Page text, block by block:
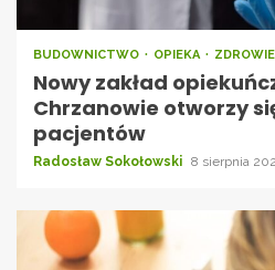
BUDOWNICTWO OPIEKA ZDROWIE
Nowy zakład
Chrzanowie otworzy
pacjentów
Radosław Sokołowski 8 sierpnia